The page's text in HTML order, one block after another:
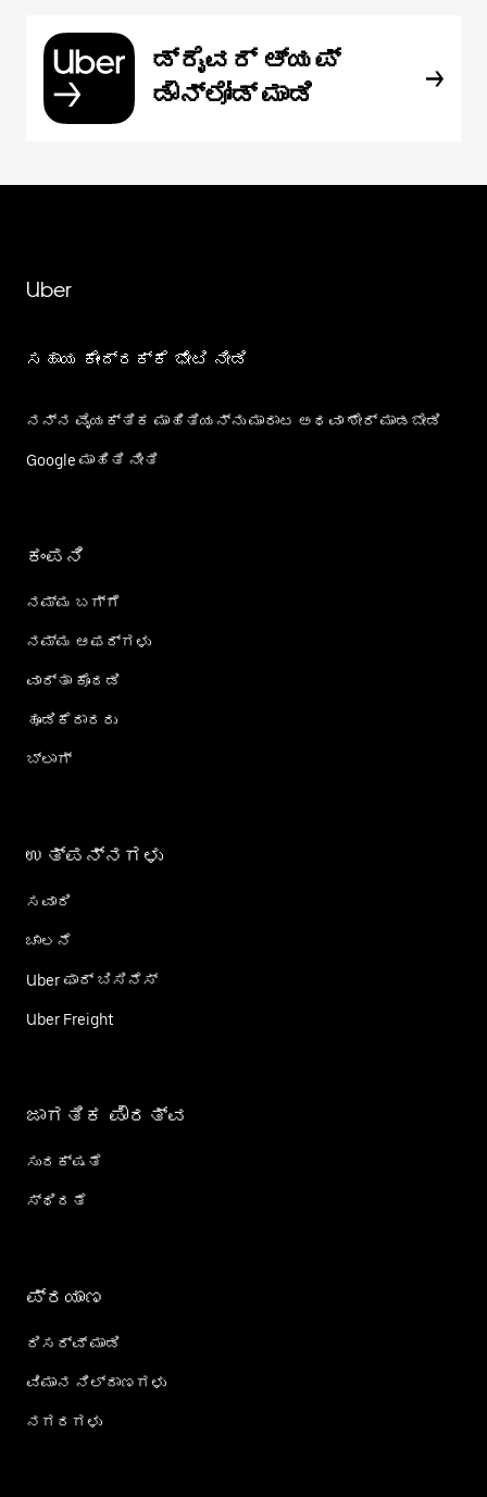
ಡ್ರೈವರ್ ಆ್ಯಪ್
ಡೌನ್‌ಲೋಡ್ ಮಾಡಿ
Uber
ಸಹಾಯ ಕೇಂದ್ರಕ್ಕೆ ಭೇಟಿ ನೀಡಿ
ನನ್ನ ವೈಯಕ್ತಿಕ ಮಾಹಿತಿಯನ್ನು ಮಾರಾಟ ಅಥವಾ ಶೇರ್‌ ಮಾಡಬೇಡಿ
Google ಮಾಹಿತಿ ನೀತಿ
ಕಂಪನಿ
ನಮ್ಮ ಬಗ್ಗೆ
ನಮ್ಮ ಆಫರ್‌ಗಳು
ವಾರ್ತಾ ಕೊಠಡಿ
ಹೂಡಿಕೆದಾರರು
ಬ್ಲಾಗ್
ಉತ್ಪನ್ನಗಳು
ಸವಾರಿ
ಚಾಲನೆ
Uber ಫಾರ್ ಬಿಸಿನೆಸ್
Uber Freight
ಜಾಗತಿಕ ಪೌರತ್ವ
ಸುರಕ್ಷತೆ
ಸ್ಥಿರತೆ
ಪ್ರಯಾಣ
ರಿಸರ್ವ್ ಮಾಡಿ
ವಿಮಾನ ನಿಲ್ದಾಣಗಳು
ನಗರಗಳು